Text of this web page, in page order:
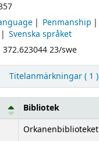
Penmanship
Svenska språket
372.623044 23/swe
Titelanmärkningar ( 1 )
Bibliotek
Orkanenbiblioteket